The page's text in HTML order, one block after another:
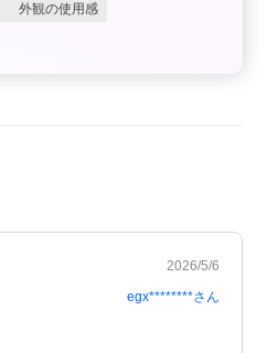
外観の使用感
2026/5/6
egx********さん